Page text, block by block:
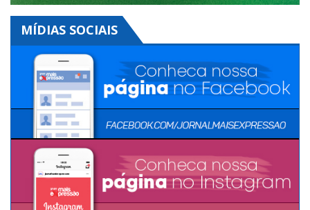
MÍDIAS SOCIAIS